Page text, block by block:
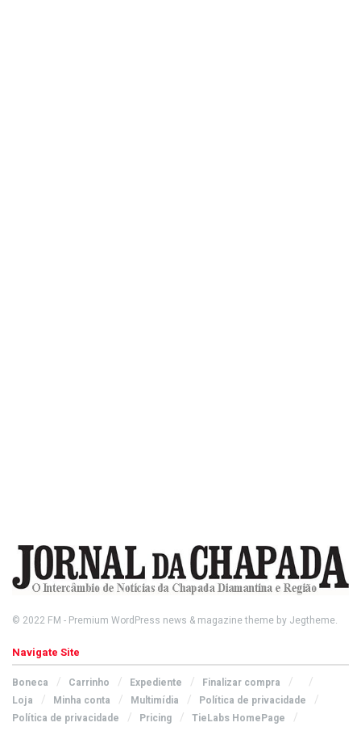
© 2022 FM - Premium WordPress news & magazine theme by Jegtheme.
Navigate Site
Boneca Carrinho Expediente
Finalizar compra
Loja
Minha conta Multimídia
Política de privacidade
Política de privacidade
Pricing
TieLabs HomePage